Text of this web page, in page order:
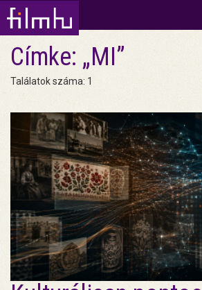
Címke: „MI”
Találatok száma: 1